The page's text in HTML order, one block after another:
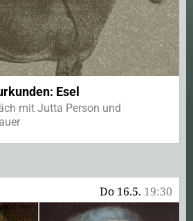
Esel
mit Jutta Person und
Do 16.5. 19:30